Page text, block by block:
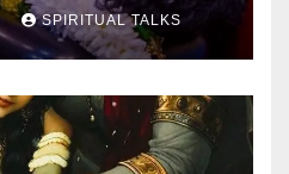
SPIRITUAL TALKS